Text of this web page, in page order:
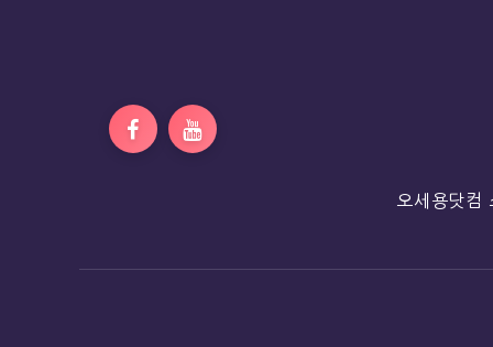
오세용닷컴